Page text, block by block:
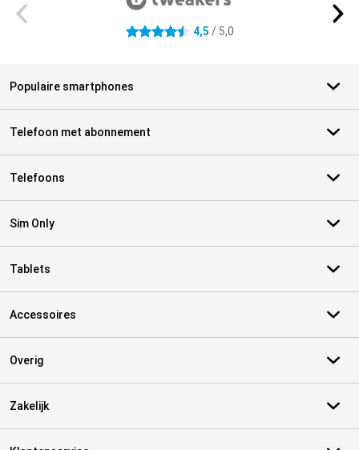
4.5 sterren 4,5 / 5,0
Populaire smartphones
Telefoon met abonnement
Telefoons
Sim Only
Tablets
Accessoires
Overig
Zakelijk